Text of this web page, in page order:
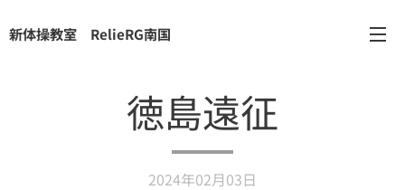
新体操教室 RelieRG南国
徳島遠征
2024年02月03日